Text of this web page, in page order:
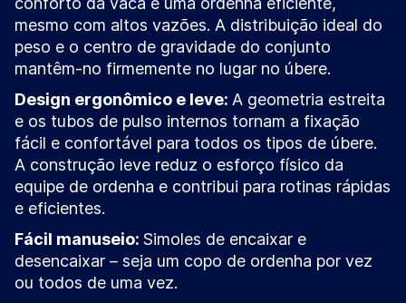
mesmo com altos vazões. A distribuição ideal do
peso e o centro de gravidade do conjunto
mantêm-no firmemente no lugar no úbere.
Design ergonômico e leve: A geometria estreita
e os tubos de pulso internos tornam a fixação
fácil e confortável para todos os tipos de úbere.
A construção leve reduz o esforço físico da
equipe de ordenha e contribui para rotinas rápidas
e eficientes.
Fácil manuseio: Simoles de encaixar e
desencaixar – seja um copo de ordenha por vez
ou todos de uma vez.